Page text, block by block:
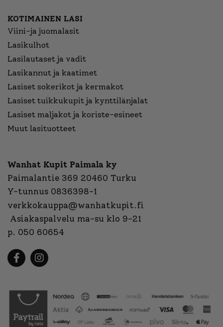
KOTIMAINEN LASI
Viini-ja juomalasit
Lasikulhot
Lasilautaset ja vadit
Lasikannut ja kaatimet
Lasiset sokerikot ja kermakot
Lasiset tuikkukupit ja kynttilänjalat
Lasiset maljakot ja koriste-esineet
Muut lasituotteet
Wanhat Kupit Paimala ky
Paimalantie 369 20460 Turku
Y-tunnus 0836398-1
verkkokauppa@wanhatkupit.fi
Asiakaspalvelu ma-su klo 9-21
p. 050 60654